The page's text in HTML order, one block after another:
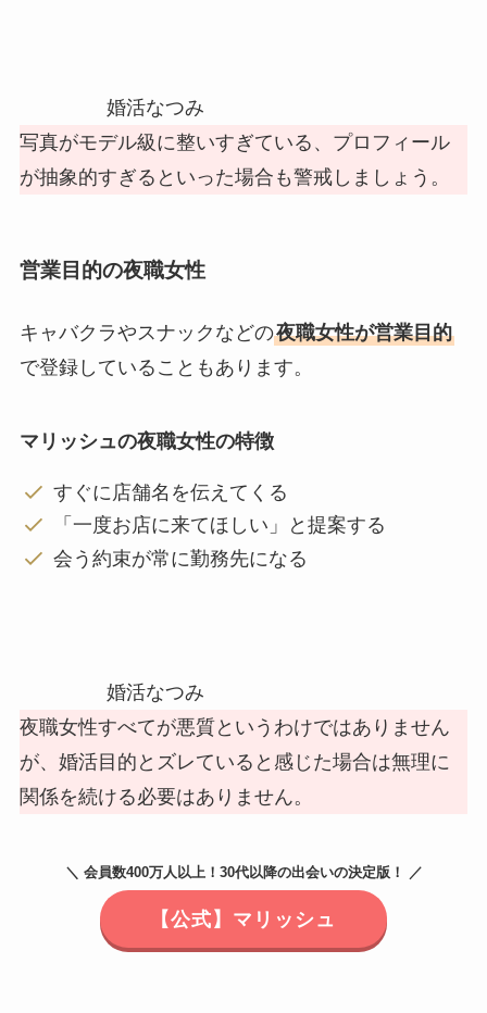
婚活なつみ
写真がモデル級に整いすぎている、プロフィール
が抽象的すぎるといった場合も警戒しましょう。
営業目的の夜職女性
キャバクラやスナックなどの夜職女性が営業目的
で登録していることもあります。
マリッシュの夜職女性の特徴
すぐに店舗名を伝えてくる
「一度お店に来てほしい」と提案する
会う約束が常に勤務先になる
婚活なつみ
夜職女性すべてが悪質というわけではありません
が、婚活目的とズレていると感じた場合は無理に
関係を続ける必要はありません。
＼ 会員数400万人以上！30代以降の出会いの決定版！ ／
【公式】マリッシュ